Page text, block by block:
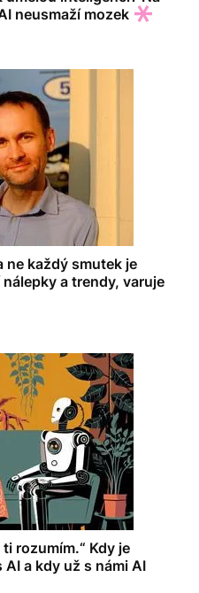
neusmaží mozek
ne každý smutek je
a trendy, varuje
rozumím.“ Kdy je
a kdy už s námi AI